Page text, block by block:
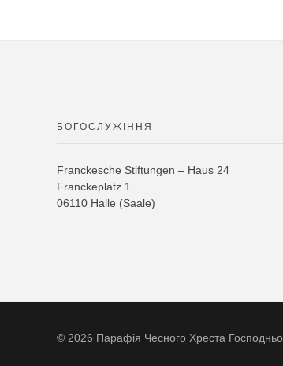
БОГОСЛУЖІННЯ
Franckesche Stiftungen – Haus 24
Franckeplatz 1
06110 Halle (Saale)
© 2026 Парафія Чесного Хреста